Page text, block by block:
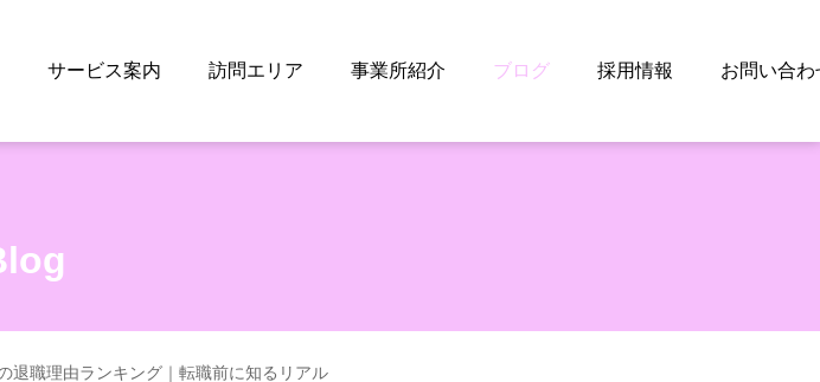
サービス案内 訪問エリア 事業所紹介 ブログ 採用情報 お問い合わ
退職理由ランキング｜転職前に知るリアル